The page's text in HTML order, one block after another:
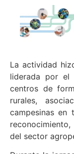
La actividad
liderada por el
centros de
rurales,
campesinas en
del sector